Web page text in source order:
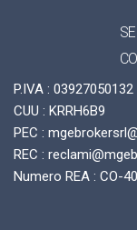
P.IVA : 03927050132
CUU : KRRH6B9
PEC :
REC :
Numero REA : CO-